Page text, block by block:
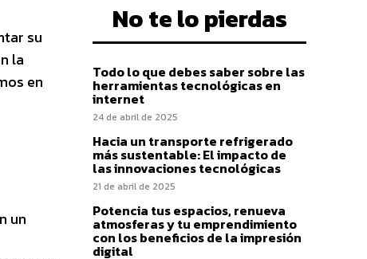
su
la
en
un
No te lo pierdas
Todo lo que debes saber sobre las
herramientas tecnológicas en
internet
24 de abril de 2025
Hacia un transporte refrigerado
más sustentable: El impacto de
las innovaciones tecnológicas
21 de abril de 2025
Potencia tus espacios, renueva
atmosferas y tu emprendimiento
con los beneficios de la impresión
digital